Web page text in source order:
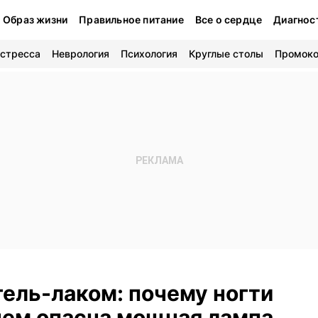
Образ жизни Правильное питание Все о сердце
Неврология Психология Круглые столы
лаком: почему ногти